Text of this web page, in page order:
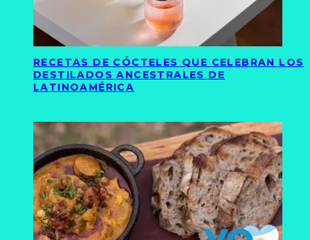
RECETAS DE CÓCTELES QUE CELEBRAN LOS
DESTILADOS ANCESTRALES DE
LATINOAMÉRICA